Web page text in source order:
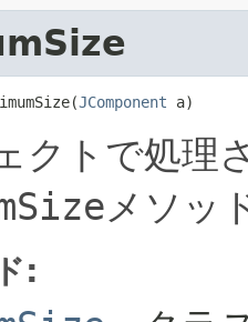
JComponent a)
クトで処理
メソッ
: